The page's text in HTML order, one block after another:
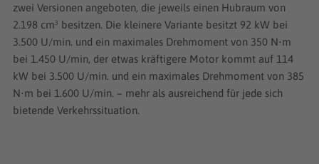
zwei Versionen angeboten, die jeweils einen Hubraum von
2.198 cm³ besitzen. Die kleinere Variante besitzt 92 kW bei
3.500 U/min. und ein maximales Drehmoment von 350 N⋅m
bei 1.450 U/min, der etwas kräftigere Motor kommt auf 114
kW bei 3.500 U/min. und ein maximales Drehmoment von 385
N⋅m bei 1.600 U/min. – mehr als ausreichend für jede sich
bietende Verkehrssituation.